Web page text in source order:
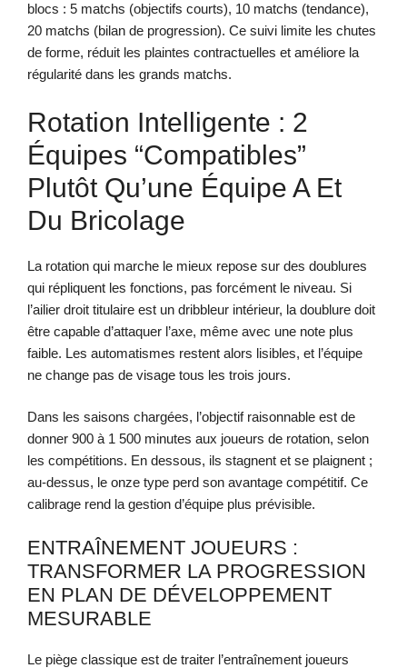
blocs : 5 matchs (objectifs courts), 10 matchs (tendance),
20 matchs (bilan de progression). Ce suivi limite les chutes
de forme, réduit les plaintes contractuelles et améliore la
régularité dans les grands matchs.
Rotation Intelligente : 2
Équipes “compatibles”
Plutôt Qu’une Équipe A Et
Du Bricolage
La rotation qui marche le mieux repose sur des doublures
qui répliquent les fonctions, pas forcément le niveau. Si
l’ailier droit titulaire est un dribbleur intérieur, la doublure doit
être capable d’attaquer l’axe, même avec une note plus
faible. Les automatismes restent alors lisibles, et l’équipe
ne change pas de visage tous les trois jours.
Dans les saisons chargées, l’objectif raisonnable est de
donner 900 à 1 500 minutes aux joueurs de rotation, selon
les compétitions. En dessous, ils stagnent et se plaignent ;
au-dessus, le onze type perd son avantage compétitif. Ce
calibrage rend la gestion d’équipe plus prévisible.
ENTRAÎNEMENT JOUEURS :
TRANSFORMER LA PROGRESSION
EN PLAN DE DÉVELOPPEMENT
MESURABLE
Le piège classique est de traiter l’entraînement joueurs